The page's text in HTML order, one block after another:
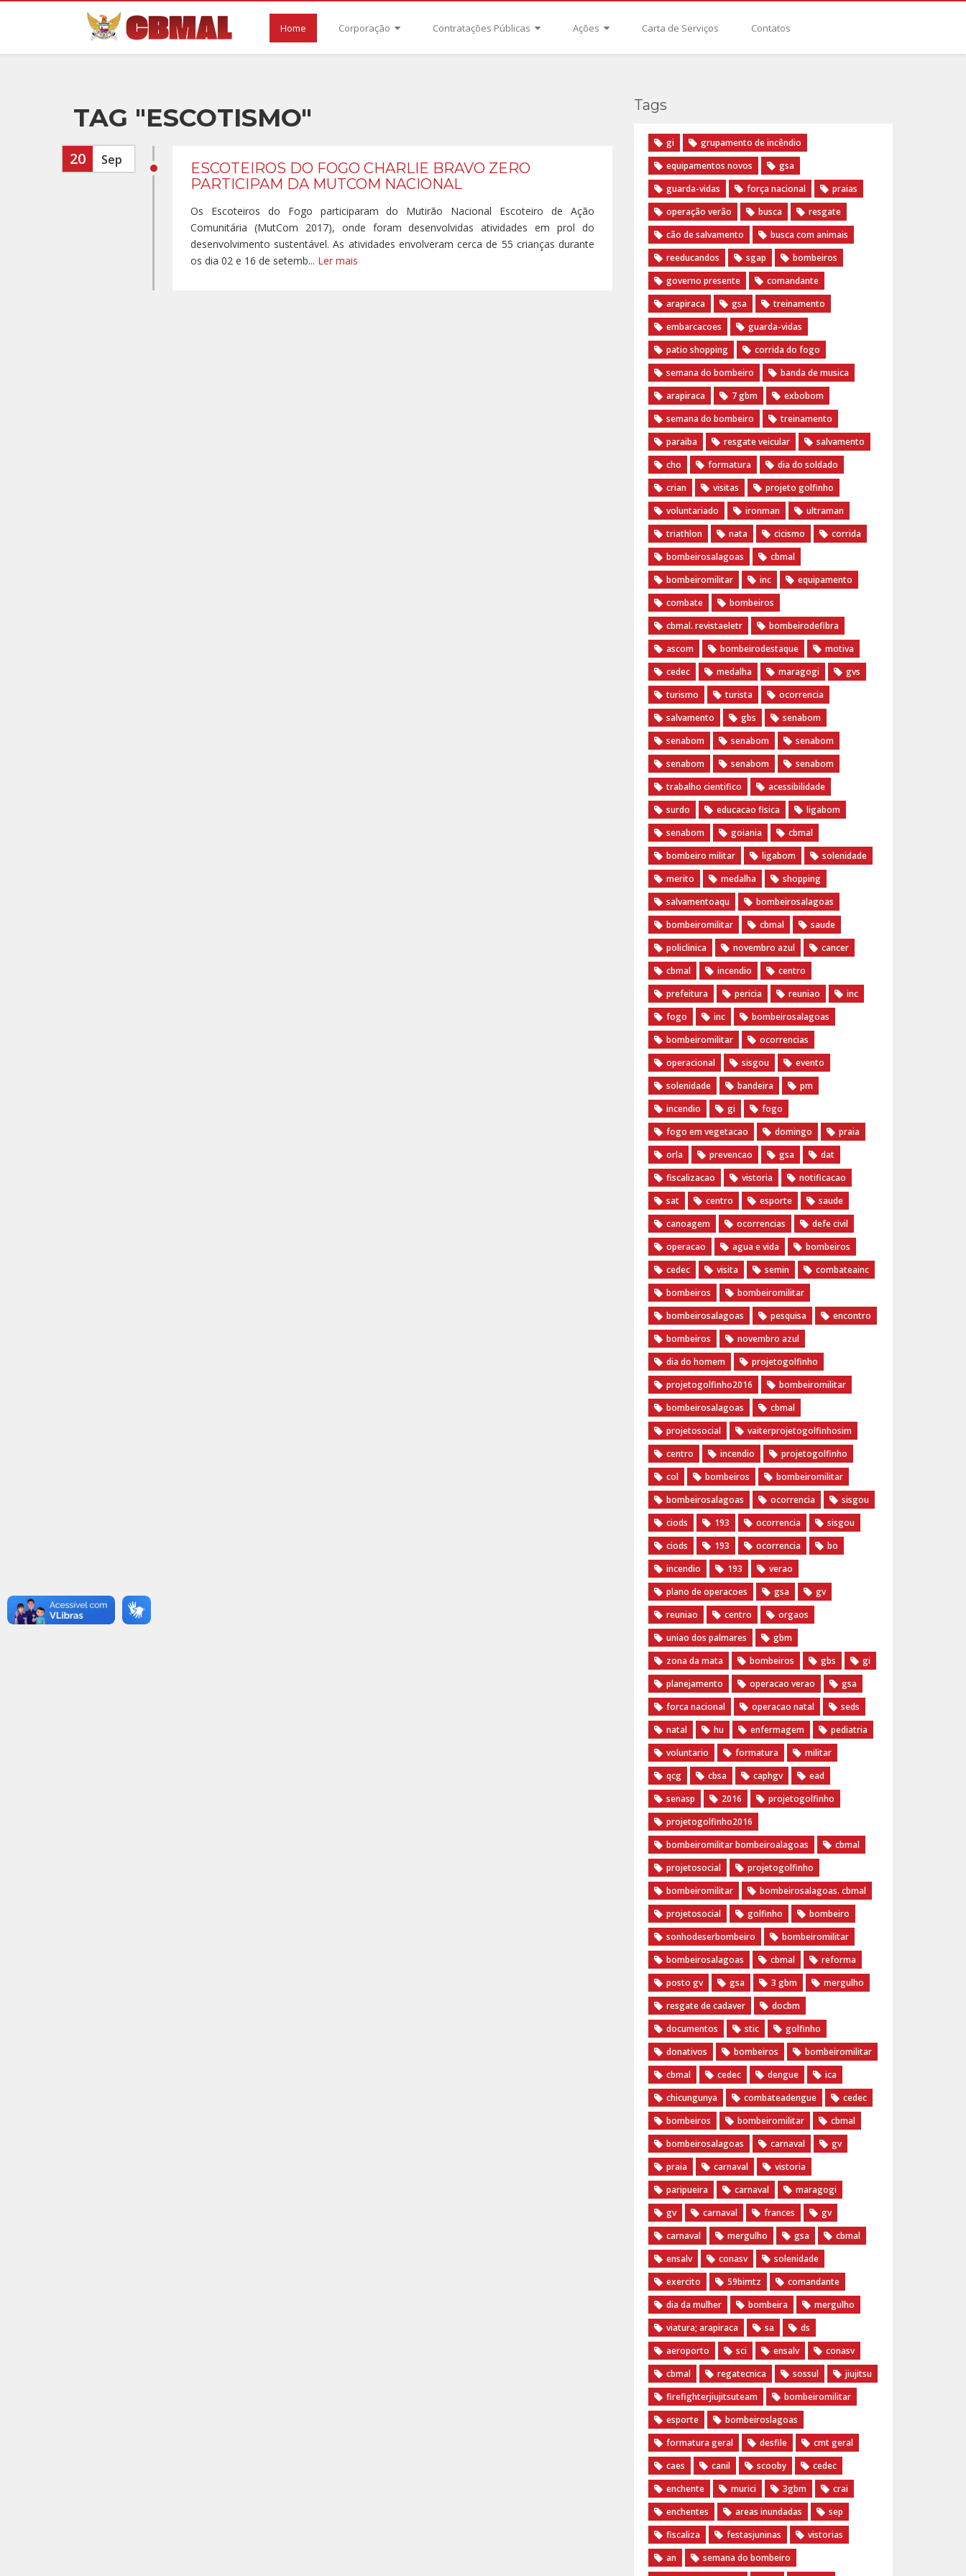
Home Corporação Contratações Públicas Ações Carta de Serviços Contatos
TAG "ESCOTISMO"
20 Sep
ESCOTEIROS DO FOGO CHARLIE BRAVO ZERO
PARTICIPAM DA MUTCOM NACIONAL
Os Escoteiros do Fogo participaram do Mutirão Nacional Escoteiro de Ação
Comunitária (MutCom 2017), onde foram desenvolvidas atividades em prol do
desenvolvimento sustentável. As atividades envolveram cerca de 55 crianças durante
os dia 02 e 16 de setemb... Ler mais
Tags
gi
grupamento de incêndio
equipamentos novos
gsa
guarda-vidas
força nacional
praias
operação verão
busca
resgate
cão de salvamento
busca com animais
reeducandos
sgap
bombeiros
governo presente
comandante
arapiraca
gsa
treinamento
embarcacoes
guarda-vidas
patio shopping
corrida do fogo
semana do bombeiro
banda de musica
arapiraca
7 gbm
exbobom
semana do bombeiro
treinamento
paraiba
resgate veicular
salvamento
cho
formatura
dia do soldado
crian
visitas
projeto golfinho
voluntariado
ironman
ultraman
triathlon
nata cicismo
corrida
bombeirosalagoas
cbmal
bombeiromilitar
inc
equipamento
combate
bombeiros
cbmal. revistaeletr
bombeirodefibra
ascom
bombeirodestaque
motiva
cedec
medalha maragogi
gvs
turismo
turista
ocorrencia
salvamento
gbs
senabom
senabom
senabom
senabom
senabom
senabom
senabom
trabalho cientifico
acessibilidade
surdo
educacao fisica
ligabom
senabom
goiania
cbmal
bombeiro militar
ligabom
solenidade
merito
medalha
shopping
salvamentoaqu
bombeirosalagoas
bombeiromilitar
cbmal
saude
policlinica
novembro azul
cancer
cbmal
incendio
centro
prefeitura
pericia reuniao
inc
fogo
inc
bombeirosalagoas
bombeiromilitar
ocorrencias
operacional
sisgou
evento
solenidade
bandeira
pm
incendio
gi
fogo
fogo em vegetacao
domingo
praia
orla
prevencao gsa
dat
fiscalizacao
vistoria
notificacao
sat
centro esporte
saude
canoagem
ocorrencias
defe civil
operacao
agua e vida
bombeiros
cedec
visita semin
combateainc
bombeiros
bombeiromilitar
bombeirosalagoas
pesquisa
encontro
bombeiros
novembro azul
dia do homem
‪projetogolfinho‬
‎projetogolfinho2016
‎bombeiromilitar‬
‎bombeirosalagoas‬
‎cbmal‬
‎projetosocial‬‪
vaiterprojetogolfinhosim‬
centro
incendio
projetogolfinho
col
bombeiros
bombeiromilitar
bombeirosalagoas
ocorrencia
sisgou
ciods
193 ocorrencia
sisgou
ciods
193 ocorrencia
bo
incendio
193
verao
plano de operacoes
gsa
gv
reuniao
centro
orgaos
uniao dos palmares
gbm
zona da mata
bombeiros gbs
gi
planejamento
operacao verao
gsa
forca nacional
operacao natal
seds
natal
hu enfermagem
pediatria
voluntario
formatura
militar
qcg
cbsa caphgv
ead
senasp
2016
projetogolfinho
projetogolfinho2016
bombeiromilitar bombeiroalagoas
cbmal
projetosocial
projetogolfinho
bombeiromilitar
bombeirosalagoas. cbmal
projetosocial
golfinho
bombeiro
sonhodeserbombeiro
bombeiromilitar
bombeirosalagoas
cbmal
reforma
posto gv
gsa 3 gbm
mergulho
resgate de cadaver
docbm
documentos
stic
golfinho
donativos
bombeiros
bombeiromilitar
cbmal
cedec dengue
ica
chicungunya
combateadengue
cedec
bombeiros
bombeiromilitar
cbmal
bombeirosalagoas
carnaval
gv
praia
carnaval
vistoria
paripueira
carnaval
maragogi
gv
carnaval frances
gv
carnaval
mergulho gsa
cbmal
ensalv
conasv
solenidade
exercito
59bimtz
comandante
dia da mulher
bombeira
mergulho
viatura; arapiraca
sa
ds
aeroporto
sci ensalv
conasv
cbmal
regatecnica sossul
jiujitsu
firefighterjiujitsuteam
bombeiromilitar
esporte
bombeiroslagoas
formatura geral
desfile
cmt geral
caes
canil scooby
cedec
enchente
murici 3gbm
crai
enchentes
areas inundadas
sep
fiscaliza
festasjuninas
vistorias
an
semana do bombeiro